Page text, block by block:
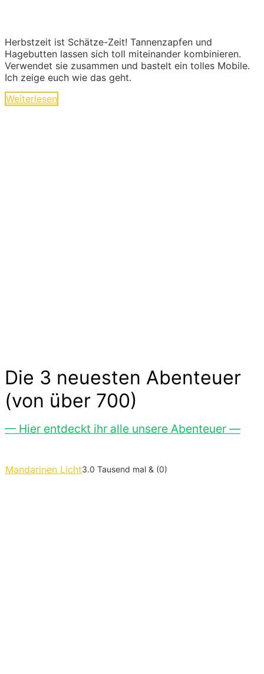
Herbstzeit ist Schätze-Zeit! Tannenzapfen und
Hagebutten lassen sich toll miteinander kombinieren.
Verwendet sie zusammen und bastelt ein tolles Mobile.
Ich zeige euch wie das geht.
Weiterlesen
Die 3 neuesten Abenteuer
(von über 700)
— Hier entdeckt ihr alle unsere Abenteuer —
Mandarinen Licht3.0 Tausend mal & (0)